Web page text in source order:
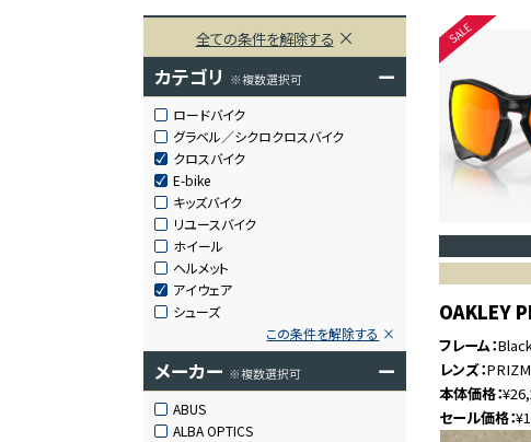
全ての条件を解除する
カテゴリ ※複数選択可 ー
ロードバイク
グラベル／シクロクロスバイク
クロスバイク
E-bike
キッズバイク
リユースバイク
ホイール
ヘルメット
アイウェア
シューズ
この条件を解除する
メーカー ※複数選択可 ー
ABUS
ALBA OPTICS
OAKLEY
フレーム
レンズ
本体価格
セール価格